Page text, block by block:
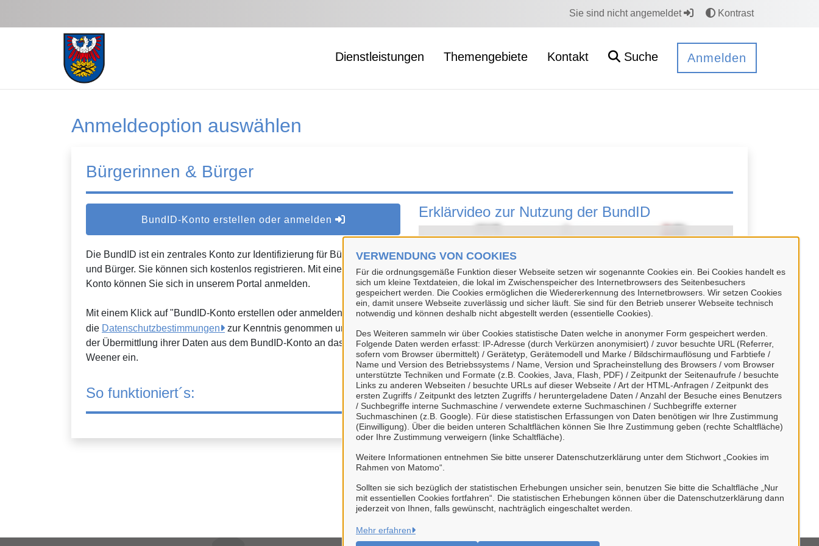
VERWENDUNG VON COOKIES
Für die ordnungsgemäße Funktion dieser Webseite setzen wir sogenannte Cookies ein. Bei Cookies handelt es
sich um kleine Textdateien, die lokal im Zwischenspeicher des Internetbrowsers des Seitenbesuchers
gespeichert werden. Die Cookies ermöglichen die Wiedererkennung des Internetbrowsers. Wir setzen Cookies
ein, damit unsere Webseite zuverlässig und sicher läuft. Sie sind für den Betrieb unserer Webseite technisch
notwendig und können deshalb nicht abgestellt werden (essentielle Cookies).
Des Weiteren sammeln wir über Cookies statistische Daten welche in anonymer Form gespeichert werden.
Folgende Daten werden erfasst: IP-Adresse (durch Verkürzen anonymisiert) / zuvor besuchte URL (Referrer,
sofern vom Browser übermittelt) / Gerätetyp, Gerätemodell und Marke / Bildschirmauflösung und Farbtiefe /
Name und Version des Betriebssystems / Name, Version und Spracheinstellung des Browsers / vom Browser
unterstützte Techniken und Formate (z.B. Cookies, Java, Flash, PDF) / Zeitpunkt der Seitenaufrufe / besuchte
Links zu anderen Webseiten / besuchte URLs auf dieser Webseite / Art der HTML-Anfragen / Zeitpunkt des
ersten Zugriffs / Zeitpunkt des letzten Zugriffs / heruntergeladene Daten / Anzahl der Besuche eines Benutzers
/ Suchbegriffe interne Suchmaschine / verwendete externe Suchmaschinen / Suchbegriffe externer
Suchmaschinen (z.B. Google). Für diese statistischen Erfassungen von Daten benötigen wir Ihre Zustimmung
(Einwilligung). Über die beiden unteren Schaltflächen können Sie Ihre Zustimmung geben (rechte Schaltfläche)
oder Ihre Zustimmung verweigern (linke Schaltfläche).
Weitere Informationen entnehmen Sie bitte unserer Datenschutzerklärung unter dem Stichwort „Cookies im
Rahmen von Matomo“.
Sollten sie sich bezüglich der statistischen Erhebungen unsicher sein, benutzen Sie bitte die Schaltfläche „Nur
mit essentiellen Cookies fortfahren“. Die statistischen Erhebungen können über die Datenschutzerklärung dann
jederzeit von Ihnen, falls gewünscht, nachträglich eingeschaltet werden.
Mehr erfahren
Sie sind nicht angemeldet Kontrast
Dienstleistungen Themengebiete Kontakt Suche Anmelden
Anmeldeoption auswählen
Bürgerinnen & Bürger
BundID-Konto erstellen oder anmelden
Die BundID ist ein zentrales Konto zur Identifizierung für Bürgerinnen
und Bürger. Sie können sich kostenlos registrieren. Mit einem BundID-
Konto können Sie sich in unserem Portal anmelden.
Mit einem Klick auf "BundID-Konto erstellen oder anmelden" haben Sie
die Datenschutzbestimmungen
zur Kenntnis genommen und willigen
der Übermittlung ihrer Daten aus dem BundID-Konto an das Bürgerportal
Weener ein.
Erklärvideo zur Nutzung der BundID
angezeigt und Ihre IP-Adresse wird an
übermittelt. Nähere Informationen entnehmen Sie unserer
Datenschutzerklärung.
So funktioniert´s: